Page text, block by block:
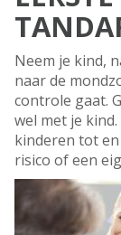
Neem je kind,
naar de
controle gaat.
wel met je
kinderen tot
risico of een